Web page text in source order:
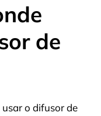
de
o difusor de